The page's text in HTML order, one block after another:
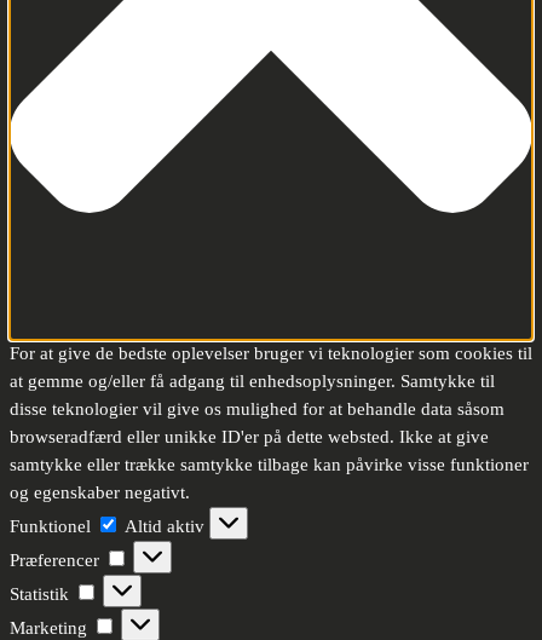
For at give de bedste oplevelser bruger vi teknologier som cookies til
at gemme og/eller få adgang til enhedsoplysninger. Samtykke til
disse teknologier vil give os mulighed for at behandle data såsom
browseradfærd eller unikke ID'er på dette websted. Ikke at give
samtykke eller trække samtykke tilbage kan påvirke visse funktioner
og egenskaber negativt.
Funktionel
Funktionel
Altid aktiv
Præferencer
Præferencer
Statistik Statistik
Marketing Marketing